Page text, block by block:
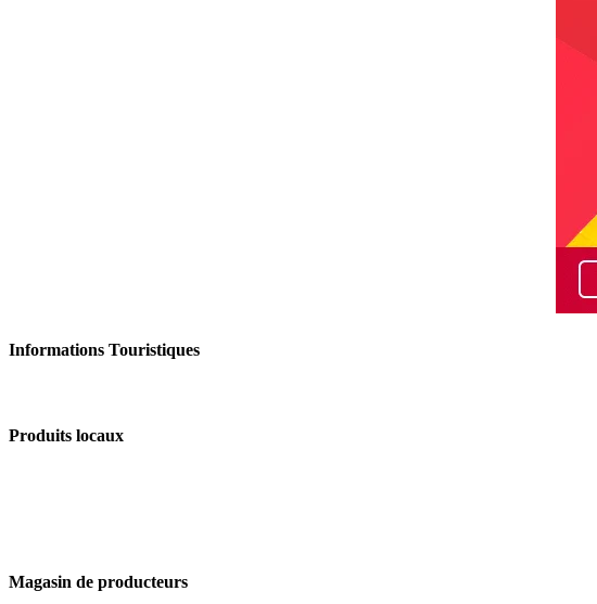
Informations Touristiques
Produits locaux
Magasin de producteurs